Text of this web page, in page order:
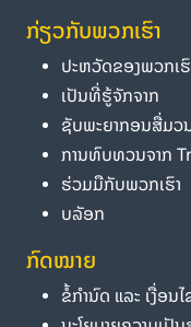
ກ່ຽວກັບພວກເຮົາ
ປະຫວັດຂອງພວກເຮົ
ເປັນທີ່ຮູ້ຈັກຈາກ
ຊັບພະຍາກອນສື່ມວ
ການທົບທວນຈາກ
ຮ່ວມມືກັບພວກເຮົາ
ບລັອກ
ກົດໝາຍ
ຂໍ້ກຳນົດ ແລະ ເງື່ອນໄ